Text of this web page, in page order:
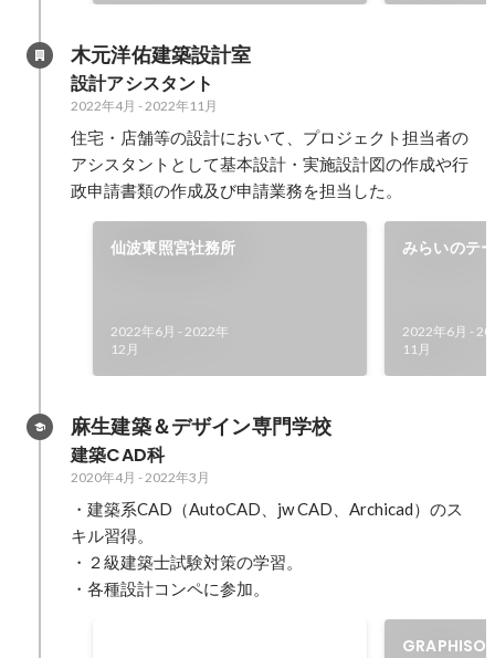
木元洋佑建築設計室
設計アシスタント
2022年4月 -2022年11月
住宅・店舗等の設計において、プロジェクト担当者の
アシスタントとして基本設計・実施設計図の作成や行
政申請書類の作成及び申請業務を担当した。
仙波東照宮社務所
2022年6月 -2022年
12月
みらいのテ
2022年6月 -
11月
麻生建築＆デザイン専門学校
建築CAD科
2020年4月 -2022年3月
・建築系CAD（AutoCAD、jw CAD、Archicad）のス
キル習得。
・２級建築士試験対策の学習。
・各種設計コンペに参加。